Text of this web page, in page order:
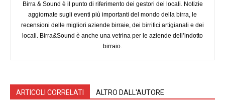
Birra & Sound è il punto di riferimento dei gestori dei locali. Notizie
aggiornate sugli eventi più importanti del mondo della birra, le
recensioni delle migliori aziende birraie, dei birrifici artigianali e dei
locali. Birra&Sound è anche una vetrina per le aziende dell’indotto
birraio.
ARTICOLI CORRELATI ALTRO DALL'AUTORE